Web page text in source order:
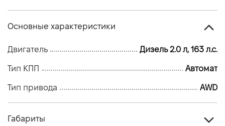
Основные характеристики
Двигатель Дизель 2.0 л, 163 л.с.
Тип КПП Автомат
Тип привода AWD
Габариты